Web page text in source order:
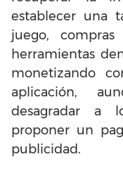
establecer una
juego,
herramientas
monetizando
aplicación,
desagradar a
proponer un
publicidad.